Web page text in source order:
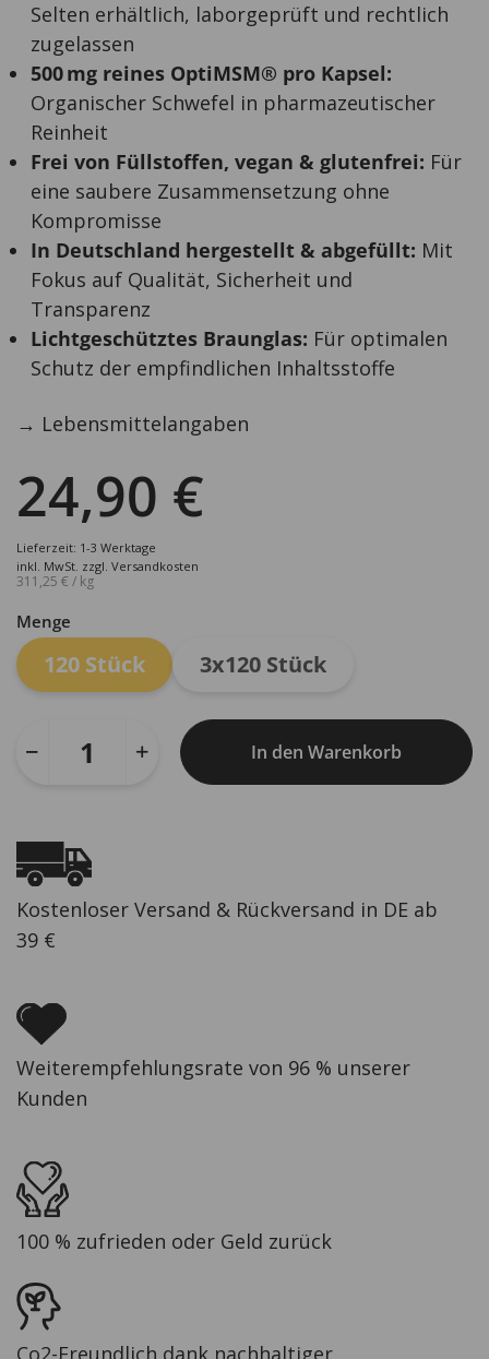
Selten erhältlich, laborgeprüft und rechtlich
zugelassen
500 mg reines OptiMSM® pro Kapsel:
Organischer Schwefel in pharmazeutischer
Reinheit
Frei von Füllstoffen, vegan & glutenfrei: Für
eine saubere Zusammensetzung ohne
Kompromisse
In Deutschland hergestellt & abgefüllt: Mit
Fokus auf Qualität, Sicherheit und
Transparenz
Lichtgeschütztes Braunglas: Für optimalen
Schutz der empfindlichen Inhaltsstoffe
→ Lebensmittelangaben
24,90 €
Lieferzeit: 1-3 Werktage
inkl. MwSt. zzgl. Versandkosten
311,25 € / kg
Menge
120 Stück 3x120 Stück
In den Warenkorb
Kostenloser Versand & Rückversand in DE ab
39 €
Weiterempfehlungsrate von 96 % unserer
Kunden
100 % zufrieden oder Geld zurück
Co2-Freundlich dank nachhaltiger